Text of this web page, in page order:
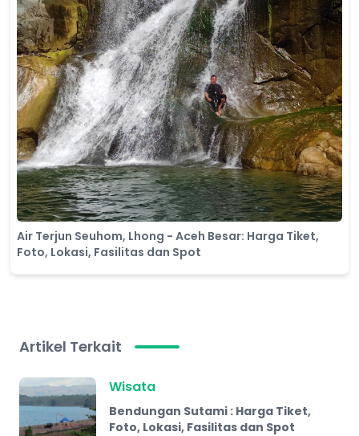
Air Terjun Seuhom, Lhong - Aceh Besar: Harga Tiket,
Foto, Lokasi, Fasilitas dan Spot
Artikel Terkait
Wisata
Bendungan Sutami : Harga Tiket,
Foto, Lokasi, Fasilitas dan Spot